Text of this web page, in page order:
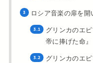
ロシア音楽の扉を
グリンカのエ
帝に捧げた命』
グリンカのエ